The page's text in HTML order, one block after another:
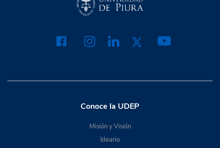
Conoce la UDEP
Misión y Visión
Ideario